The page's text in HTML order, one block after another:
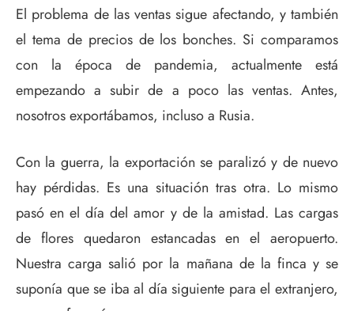
El problema de las ventas sigue afectando, y también
el tema de precios de los bonches. Si comparamos
con la época de pandemia, actualmente está
empezando a subir de a poco las ventas. Antes,
nosotros exportábamos, incluso a Rusia.
Con la guerra, la exportación se paralizó y de nuevo
hay pérdidas. Es una situación tras otra. Lo mismo
pasó en el día del amor y de la amistad. Las cargas
de flores quedaron estancadas en el aeropuerto.
Nuestra carga salió por la mañana de la finca y se
suponía que se iba al día siguiente para el extranjero,